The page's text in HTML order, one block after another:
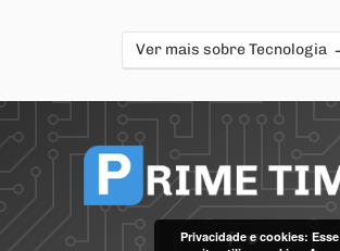
Ver mais sobre Tecnologia
Privacidade e cookies: Esse